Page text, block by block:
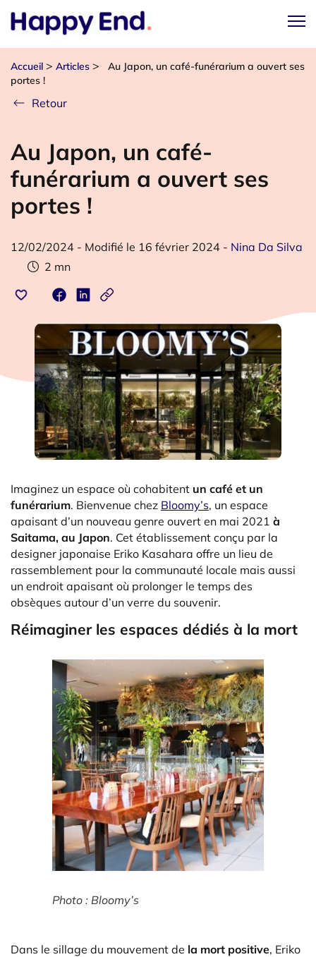
Accueil > Articles >
Au Japon, un café-funérarium a ouvert ses
portes !
Retour
Au Japon, un café-
funérarium a ouvert ses
portes !
12/02/2024 - Modifié le 16 février 2024 - Nina Da Silva
2 mn
Imaginez un espace où cohabitent un café et un
funérarium. Bienvenue chez Bloomy’s, un espace
apaisant d’un nouveau genre ouvert en mai 2021 à
Saitama, au Japon. Cet établissement conçu par la
designer japonaise Eriko Kasahara offre un lieu de
rassemblement pour la communauté locale mais aussi
un endroit apaisant où prolonger le temps des
obsèques autour d’un verre du souvenir.
Réimaginer les espaces dédiés à la mort
Photo : Bloomy’s
Dans le sillage du mouvement de la mort positive, Eriko